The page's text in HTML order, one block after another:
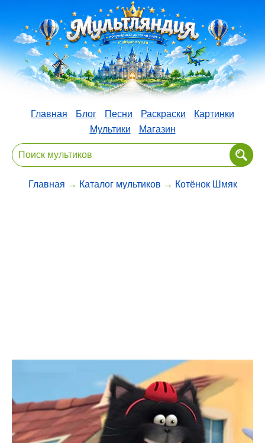
Главная Блог Песни Раскраски
Картинки
Мультики
Магазин
Главная → Каталог мультиков → Котёнок Шмяк